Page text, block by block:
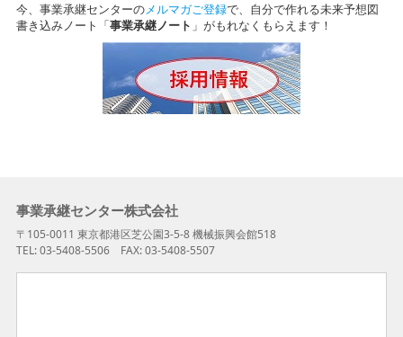
今、事業承継センターのメルマガご登録で、自分で作れる未来予想図
書き込みノート 「事業承継ノート 」がもれなくもらえます！
事業承継センター株式会社
〒105-0011 東京都港区芝公園3-5-8 機械振興会館518
TEL: 03-5408-5506 FAX: 03-5408-5507